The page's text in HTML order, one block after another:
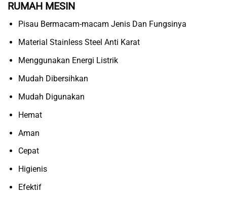
RUMAH MESIN
Pisau Bermacam-macam Jenis Dan Fungsinya
Material Stainless Steel Anti Karat
Menggunakan Energi Listrik
Mudah Dibersihkan
Mudah Digunakan
Hemat
Aman
Cepat
Higienis
Efektif